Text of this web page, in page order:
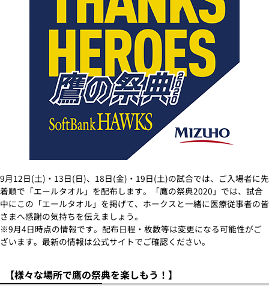
9月12日(土)・13日(日)、18日(金)・19日(土)の試合では、ご入場者に先
着順で「エールタオル」を配布します。「鷹の祭典2020」では、試合
中にこの「エールタオル」を掲げて、ホークスと一緒に医療従事者の皆
さまへ感謝の気持ちを伝えましょう。
※9月4日時点の情報です。配布日程・枚数等は変更になる可能性がご
ざいます。最新の情報は公式サイトでご確認ください。
【様々な場所で鷹の祭典を楽しもう！】